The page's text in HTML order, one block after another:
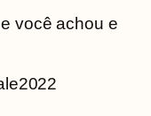
você achou e